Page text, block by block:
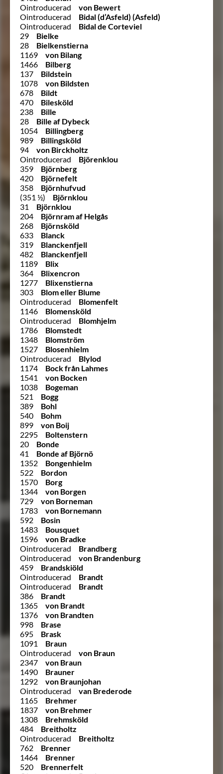
Ointroducerad
von Bewert
Ointroducerad
Bidal (d’Asfeld) (Asfeld)
Ointroducerad
Bidal de Corteviel
29
Bielke
28
Bielkenstierna
1169
von Bilang
1466
Bilberg
137
Bildstein
1078
von Bildsten
678
Bildt
470
Bilesköld
238
Bille
28
Bille af Dybeck
1054
Billingberg
989
Billingsköld
94
von Birckholtz
Ointroducerad
Björenklou
359
Björnberg
420
Björnefelt
358
Björnhufvud
(351 ½)
Björnklou
31
Björnklou
204
Björnram af Helgås
268
Björnsköld
633
Blanck
319
Blanckenfjell
482
Blanckenfjell
1189
Blix
364
Blixencron
1277
Blixenstierna
303
Blom eller Blume
Ointroducerad
Blomenfelt
1146
Blomensköld
Ointroducerad
Blomhjelm
1786
Blomstedt
1348
Blomström
1527
Blosenhielm
Ointroducerad
Blylod
1174
Bock från Lahmes
1541
von Bocken
1038
Bogeman
521
Bogg
389
Bohl
540
Bohm
899
von Boij
2295
Boltenstern
20
Bonde
41
Bonde af Björnö
1352
Bongenhielm
522
Bordon
1570
Borg
1344
von Borgen
729
von Borneman
1783
von Bornemann
592
Bosin
1483
Bousquet
1596
von Bradke
Ointroducerad
Brandberg
Ointroducerad
von Brandenburg
459
Brandskiöld
Ointroducerad
Brandt
Ointroducerad
Brandt
386
Brandt
1365
von Brandt
1376
von Brandten
998
Brase
695
Brask
1091
Braun
Ointroducerad
von Braun
2347
von Braun
1490
Brauner
1292
von Braunjohan
Ointroducerad
van Brederode
1165
Brehmer
1837
von Brehmer
1308
Brehmsköld
484
Breitholtz
Ointroducerad
Breitholtz
762
Brenner
1464
Brenner
520
Brennerfelt